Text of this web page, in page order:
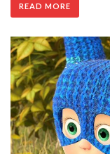
READ MORE